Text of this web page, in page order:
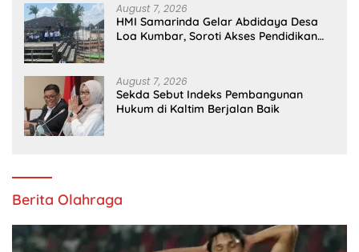
August 7, 2026
HMI Samarinda Gelar Abdidaya Desa
Loa Kumbar, Soroti Akses Pendidikan
August 7, 2026
Sekda Sebut Indeks Pembangunan
Hukum di Kaltim Berjalan Baik
Berita Olahraga